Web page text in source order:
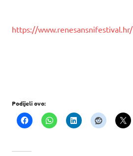
https://www.renesansnifestival.hr/
Podijeli ovo: